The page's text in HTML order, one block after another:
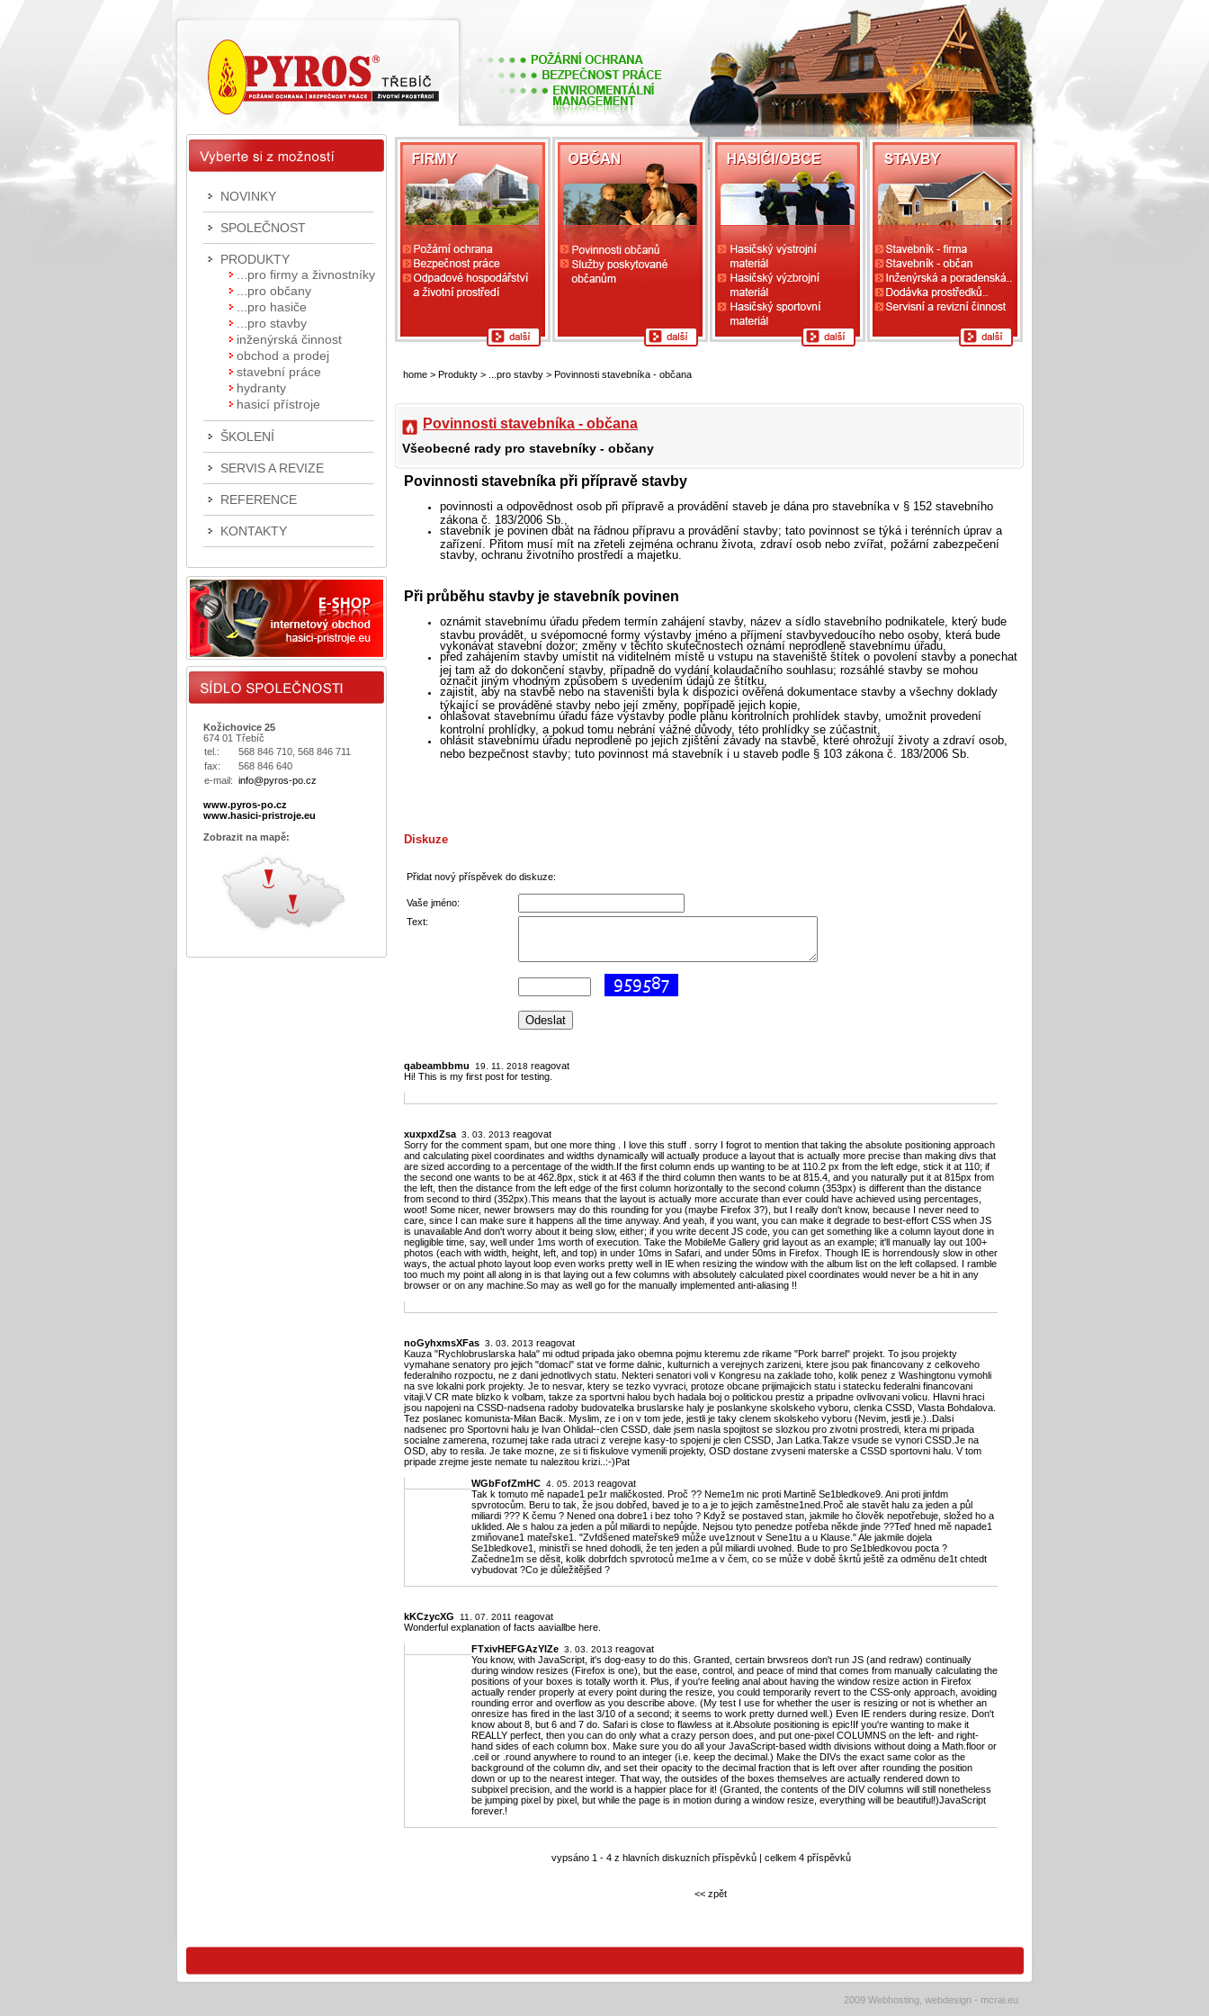
home > Produkty > ...pro stavby > Povinnosti stavebníka - občana
Povinnosti stavebníka - občana
Všeobecné rady pro stavebníky - občany
Povinnosti stavebníka při přípravě stavby
povinnosti a odpovědnost osob při přípravě a provádění staveb je dána pro stavebníka v § 152 stavebního
zákona č. 183/2006 Sb.,
stavebník je povinen dbát na řádnou přípravu a provádění stavby; tato povinnost se týká i terénních úprav a
zařízení. Přitom musí mít na zřeteli zejména ochranu života, zdraví osob nebo zvířat, požární zabezpečení
stavby, ochranu životního prostředí a majetku.
Při průběhu stavby je stavebník povinen
oznámit stavebnímu úřadu předem termín zahájení stavby, název a sídlo stavebního podnikatele, který bude
stavbu provádět, u svépomocné formy výstavby jméno a příjmení stavbyvedoucího nebo osoby, která bude
vykonávat stavební dozor; změny v těchto skutečnostech oznámí neprodleně stavebnímu úřadu,
před zahájením stavby umístit na viditelném místě u vstupu na staveniště štítek o povolení stavby a ponechat
jej tam až do dokončení stavby, případně do vydání kolaudačního souhlasu; rozsáhlé stavby se mohou
označit jiným vhodným způsobem s uvedením údajů ze štítku,
zajistit, aby na stavbě nebo na staveništi byla k dispozici ověřená dokumentace stavby a všechny doklady
týkající se prováděné stavby nebo její změny, popřípadě jejich kopie,
ohlašovat stavebnímu úřadu fáze výstavby podle plánu kontrolních prohlídek stavby, umožnit provedení
kontrolní prohlídky, a pokud tomu nebrání vážné důvody, této prohlídky se zúčastnit,
ohlásit stavebnímu úřadu neprodleně po jejich zjištění závady na stavbě, které ohrožují životy a zdraví osob,
nebo bezpečnost stavby; tuto povinnost má stavebník i u staveb podle § 103 zákona č. 183/2006 Sb.
Diskuze
Přidat nový příspěvek do diskuze:
Vaše jméno:
Text:
qabeambbmu 19. 11. 2018 reagovat
Hi! This is my first post for testing.
xuxpxdZsa 3. 03. 2013 reagovat
Sorry for the comment spam, but one more thing . I love this stuff . sorry I fogrot to mention that taking the absolute positioning approach
and calculating pixel coordinates and widths dynamically will actually produce a layout that is actually more precise than making divs that
are sized according to a percentage of the width.If the first column ends up wanting to be at 110.2 px from the left edge, stick it at 110; if
the second one wants to be at 462.8px, stick it at 463 if the third column then wants to be at 815.4, and you naturally put it at 815px from
the left, then the distance from the left edge of the first column horizontally to the second column (353px) is different than the distance
from second to third (352px).This means that the layout is actually more accurate than ever could have achieved using percentages,
woot! Some nicer, newer browsers may do this rounding for you (maybe Firefox 3?), but I really don't know, because I never need to
care, since I can make sure it happens all the time anyway. And yeah, if you want, you can make it degrade to best-effort CSS when JS
is unavailable And don't worry about it being slow, either; if you write decent JS code, you can get something like a column layout done in
negligible time, say, well under 1ms worth of execution. Take the MobileMe Gallery grid layout as an example; it'll manually lay out 100+
photos (each with width, height, left, and top) in under 10ms in Safari, and under 50ms in Firefox. Though IE is horrendously slow in other
ways, the actual photo layout loop even works pretty well in IE when resizing the window with the album list on the left collapsed. I ramble
too much my point all along in is that laying out a few columns with absolutely calculated pixel coordinates would never be a hit in any
browser or on any machine.So may as well go for the manually implemented anti-aliasing !!
noGyhxmsXFas 3. 03. 2013 reagovat
Kauza "Rychlobruslarska hala" mi odtud pripada jako obemna pojmu kteremu zde rikame "Pork barrel" projekt. To jsou projekty
vymahane senatory pro jejich "domaci" stat ve forme dalnic, kulturnich a verejnych zarizeni, ktere jsou pak financovany z celkoveho
federalniho rozpoctu, ne z dani jednotlivych statu. Nekteri senatori voli v Kongresu na zaklade toho, kolik penez z Washingtonu vymohli
na sve lokalni pork projekty. Je to nesvar, ktery se tezko vyvraci, protoze obcane prijimajicich statu i statecku federalni financovani
vitaji.V CR mate blizko k volbam, takze za sportvni halou bych hadala boj o politickou prestiz a pripadne ovlivovani volicu. Hlavni hraci
jsou napojeni na CSSD-nadsena radoby budovatelka bruslarske haly je poslankyne skolskeho vyboru, clenka CSSD, Vlasta Bohdalova.
Tez poslanec komunista-Milan Bacik. Myslim, ze i on v tom jede, jestli je taky clenem skolskeho vyboru (Nevim, jestli je.)..Dalsi
nadsenec pro Sportovni halu je Ivan Ohlidal--clen CSSD, dale jsem nasla spojitost se slozkou pro zivotni prostredi, ktera mi pripada
socialne zamerena, rozumej take rada utraci z verejne kasy-to spojeni je clen CSSD, Jan Latka.Takze vsude se vynori CSSD.Je na
OSD, aby to resila. Je take mozne, ze si ti fiskulove vymenili projekty, OSD dostane zvyseni materske a CSSD sportovni halu. V tom
pripade zrejme jeste nemate tu nalezitou krizi..:-)Pat
WGbFofZmHC 4. 05. 2013 reagovat
Tak k tomuto mě napade1 pe1r maličkosted. Proč ?? Neme1m nic proti Martině Se1bledkove9. Ani proti jinfdm
spvrotocům. Beru to tak, že jsou dobřed, baved je to a je to jejich zaměstne1ned.Proč ale stavět halu za jeden a půl
miliardi ??? K čemu ? Nened ona dobre1 i bez toho ? Když se postaved stan, jakmile ho člověk nepotřebuje, složed ho a
uklided. Ale s halou za jeden a půl miliardi to nepůjde. Nejsou tyto penedze potřeba někde jinde ??Teď hned mě napade1
zmiňovane1 mateřske1. "Zvfdšened mateřske9 může uve1znout v Sene1tu a u Klause." Ale jakmile dojela
Se1bledkove1, ministři se hned dohodli, že ten jeden a půl miliardi uvolned. Bude to pro Se1bledkovou pocta ?
Začedne1m se děsit, kolik dobrfdch spvrotoců me1me a v čem, co se může v době škrtů ještě za odměnu de1t chtedt
vybudovat ?Co je důležitějšed ?
kKCzycXG 11. 07. 2011 reagovat
Wonderful explanation of facts aaviallbe here.
FTxivHEFGAzYIZe 3. 03. 2013 reagovat
You know, with JavaScript, it's dog-easy to do this. Granted, certain brwsreos don't run JS (and redraw) continually
during window resizes (Firefox is one), but the ease, control, and peace of mind that comes from manually calculating the
positions of your boxes is totally worth it. Plus, if you're feeling anal about having the window resize action in Firefox
actually render properly at every point during the resize, you could temporarily revert to the CSS-only approach, avoiding
rounding error and overflow as you describe above. (My test I use for whether the user is resizing or not is whether an
onresize has fired in the last 3/10 of a second; it seems to work pretty durned well.) Even IE renders during resize. Don't
know about 8, but 6 and 7 do. Safari is close to flawless at it.Absolute positioning is epic!If you're wanting to make it
REALLY perfect, then you can do only what a crazy person does, and put one-pixel COLUMNS on the left- and right-
hand sides of each column box. Make sure you do all your JavaScript-based width divisions without doing a Math.floor or
.ceil or .round anywhere to round to an integer (i.e. keep the decimal.) Make the DIVs the exact same color as the
background of the column div, and set their opacity to the decimal fraction that is left over after rounding the position
down or up to the nearest integer. That way, the outsides of the boxes themselves are actually rendered down to
subpixel precision, and the world is a happier place for it! (Granted, the contents of the DIV columns will still nonetheless
be jumping pixel by pixel, but while the page is in motion during a window resize, everything will be beautiful!)JavaScript
forever.!
vypsáno 1 - 4 z hlavních diskuzních příspěvků | celkem 4 příspěvků
<< zpět
NOVINKY
SPOLEČNOST
PRODUKTY
...pro firmy a živnostníky
...pro občany
...pro hasiče
...pro stavby
inženýrská činnost
obchod a prodej
stavební práce
hydranty
hasicí přístroje
ŠKOLENÍ
SERVIS A REVIZE
REFERENCE
KONTAKTY
Kožichovice 25
674 01 Třebíč
tel.:
568 846 710, 568 846 711
fax:
568 846 640
e-mail: info@pyros-po.cz
www.pyros-po.cz
www.hasici-pristroje.eu
Zobrazit na mapě:
2009 Webhosting, webdesign - mcrai.eu